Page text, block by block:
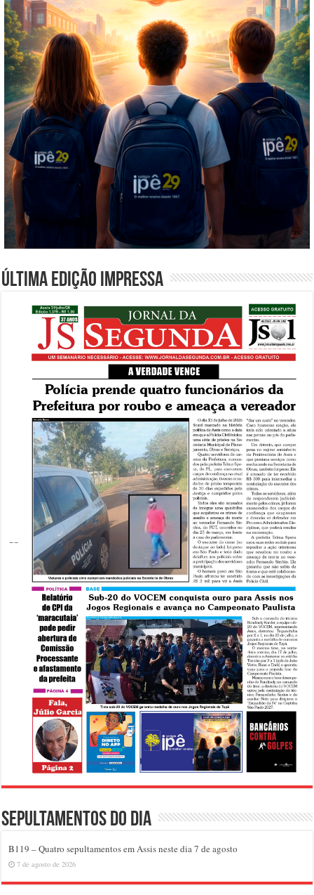
Última edição impressa
Sepultamentos do dia
B119 – Quatro sepultamentos em Assis neste dia 7 de agosto
7 de agosto de 2026